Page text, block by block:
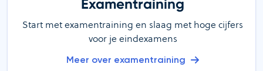
Examentraining
Start met examentraining en slaag met hoge cijfers
voor je eindexamens
Meer over examentraining